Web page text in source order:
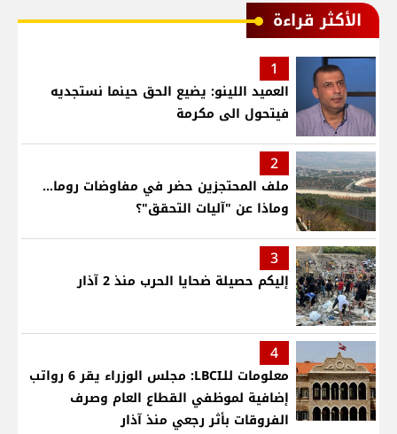
الأكثر قراءة
1
العميد اللينو: يضيع الحق حينما نستجديه
فيتحول الى مكرمة
2
ملف المحتجزين حضر في مفاوضات روما...
وماذا عن "آليات التحقق"؟
3
إليكم حصيلة ضحايا الحرب منذ 2 آذار
4
معلومات للـLBCI: مجلس الوزراء يقر 6 رواتب
إضافية لموظفي القطاع العام وصرف
الفروقات بأثر رجعي منذ آذار